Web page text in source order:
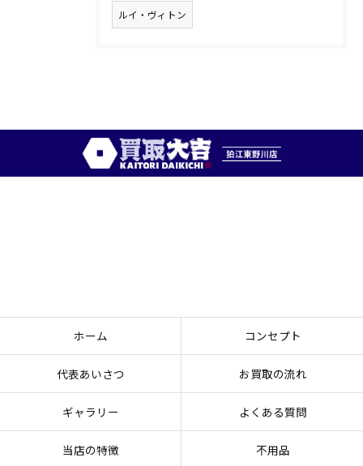
ルイ・ヴィトン
ホーム コンセプト
代表あいさつ お買取の流れ
ギャラリー よくある質問
当店の特徴 不用品